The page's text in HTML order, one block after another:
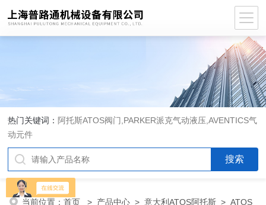
热门关键词： 阿托斯ATOS阀门,PARKER派克气动液压,AVENTICS气
动元件
当前位置：首页 > 产品中心 >意大利ATOS阿托斯 >ATOS